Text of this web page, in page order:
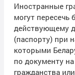
Иностранные
могут пересечь
действующему
(паспорту) при
которыми
по документу
гражданства